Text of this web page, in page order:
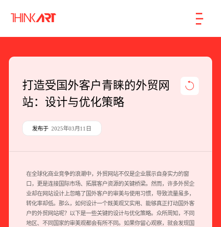
企业网站建设
数字产品研发
外贸独立站
打造受国外客户青睐的外贸网
站：设计与优化策略
发布于 2025年03月11日
在全球化商业竞争的浪潮中，外贸网站不仅是企业展示自身实力的窗
口，更是连接国际市场、拓展客户资源的关键桥梁。然而，许多外贸企
业却在网站设计 上忽略了国外客户的审美与使用习惯，导致流量虽多，
转化率却低。那么，如何设计一个既美观又实用、能够真正打动国外客
户的外贸网站呢？以下是一些关键的设计与优化策略。众所周知，不同
地区、不同国家的审美观都会有所不同。如果你留心观察，就会发现国